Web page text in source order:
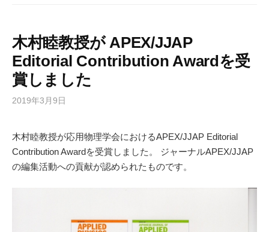
木村睦教授が APEX/JJAP
Editorial Contribution Awardを受
賞しました
2019年3月9日
木村睦教授が応用物理学会におけるAPEX/JJAP Editorial
Contribution Awardを受賞しました。 ジャーナルAPEX/JJAP
の編集活動への貢献が認められたものです。